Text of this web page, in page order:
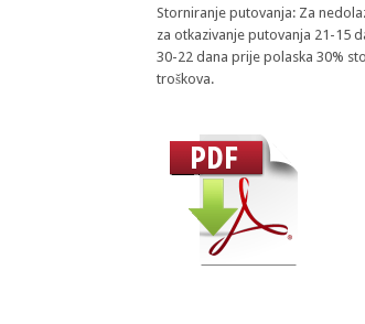
Storniranje putovanja: Za
za otkazivanje putovanja 21-15
30-22 dana prije polaska 30%
troškova.